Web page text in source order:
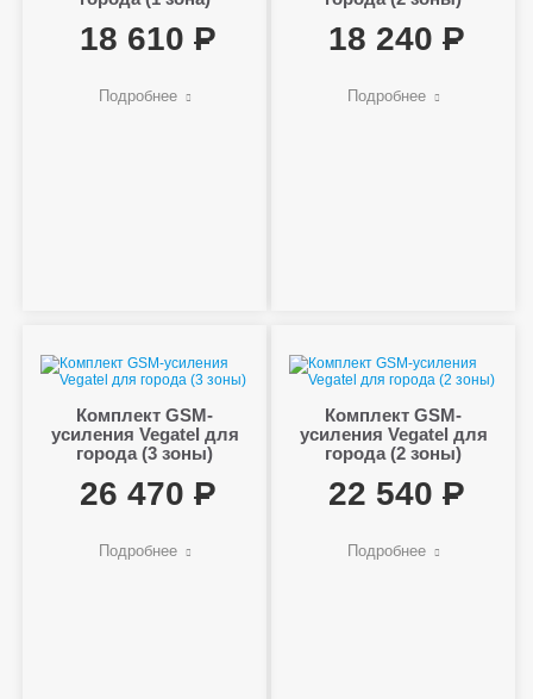
18 610
Подробнее
18 240
Подробнее
Комплект GSM-
усиления Vegatel для
города (3 зоны)
26 470
Подробнее
Комплект GSM-
усиления Vegatel для
города (2 зоны)
22 540
Подробнее